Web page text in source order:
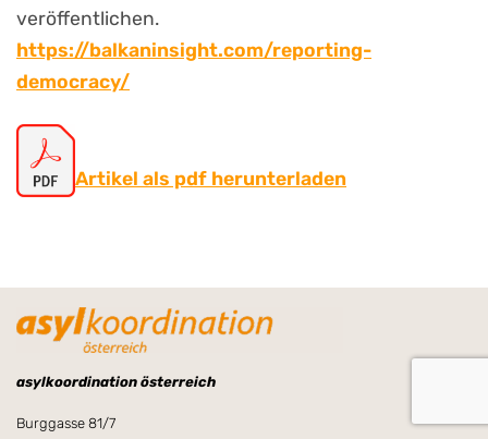
veröffentlichen.
https://balkaninsight.com/reporting-
democracy/
Artikel als pdf herunterladen
asylkoordination österreich
Burggasse 81/7